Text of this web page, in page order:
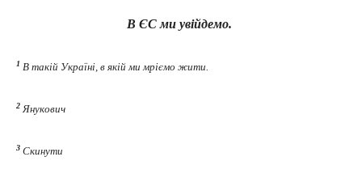
В ЄС ми увійдемо.
1 В такій Україні, в якій ми мріємо жити.
2 Янукович
3 Скинути